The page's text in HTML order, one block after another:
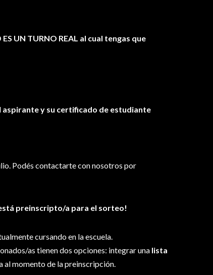
ES UN TURNO REAL al cual tengas que
y su certificado de estudiante
Podés contactarte con nosotros por
preinscripto/a para el sorteo!
cursando en la escuela.
as tienen dos opciones: integrar una lista
al momento de la preinscripción.